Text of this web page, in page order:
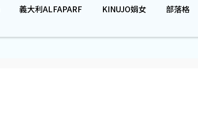
義大利ALFAPARF KINUJO娟女 部落格